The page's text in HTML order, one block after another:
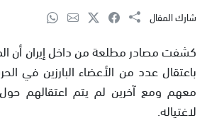
شارك المقال
كشفت مصادر مطلعة من داخل إيران أن
باعتقال عدد من الأعضاء البارزين في
معهم ومع آخرين لم يتم اعتقالهم
لاغتياله.